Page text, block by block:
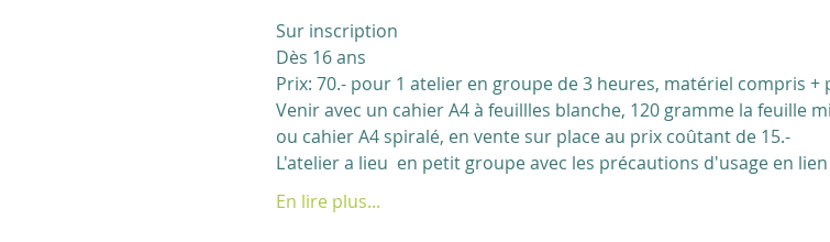
Sur inscription
Dès 16 ans
Prix: 70.- pour 1 atelier en groupe de 3 heures, matériel compris +
Venir avec un cahier A4 à feuillles blanche, 120 gramme la feuille
ou cahier A4 spiralé, en vente sur place au prix coûtant de 15.-
L'atelier a lieu  en petit groupe avec les précautions d'usage en
En lire plus...